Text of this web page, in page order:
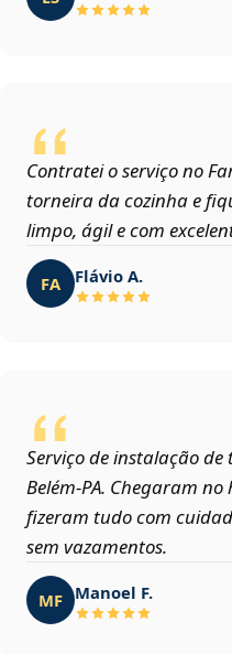
Contratei o serviço no
torneira da cozinha e
limpo, ágil e com
FA Flávio A.
Serviço de instalação
Belém‑PA. Chegaram
fizeram tudo com
sem vazamentos.
MF Manoel F.